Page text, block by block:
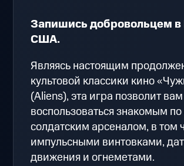
Запишись добровольцем
США.
Являясь настоящим
культовой классики кино
(Aliens), эта игра позволит вам
воспользоваться знакомым
солдатским арсеналом, в том
импульсными винтовками,
движения и огнеметами.